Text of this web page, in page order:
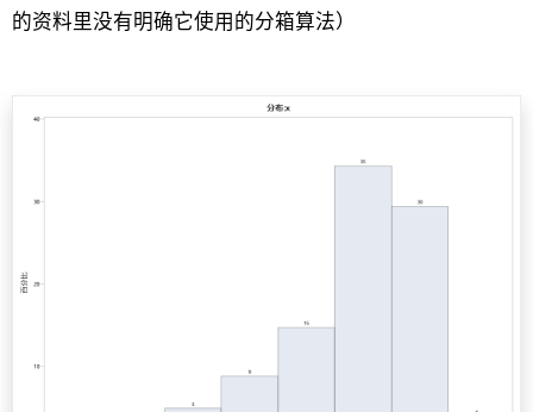
的资料里没有明确它使用的分箱算法）